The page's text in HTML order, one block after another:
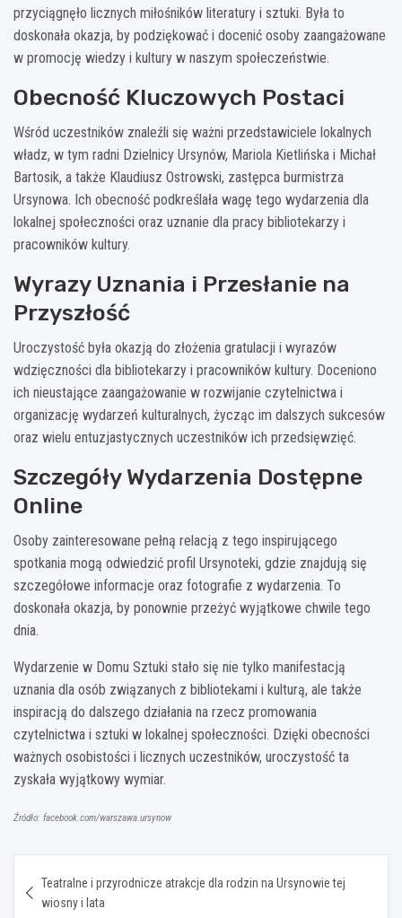
przyciągnęło licznych miłośników literatury i sztuki. Była to
doskonała okazja, by podziękować i docenić osoby zaangażowane
w promocję wiedzy i kultury w naszym społeczeństwie.
Obecność Kluczowych Postaci
Wśród uczestników znaleźli się ważni przedstawiciele lokalnych
władz, w tym radni Dzielnicy Ursynów, Mariola Kietlińska i Michał
Bartosik, a także Klaudiusz Ostrowski, zastępca burmistrza
Ursynowa. Ich obecność podkreślała wagę tego wydarzenia dla
lokalnej społeczności oraz uznanie dla pracy bibliotekarzy i
pracowników kultury.
Wyrazy Uznania i Przesłanie na
Przyszłość
Uroczystość była okazją do złożenia gratulacji i wyrazów
wdzięczności dla bibliotekarzy i pracowników kultury. Doceniono
ich nieustające zaangażowanie w rozwijanie czytelnictwa i
organizację wydarzeń kulturalnych, życząc im dalszych sukcesów
oraz wielu entuzjastycznych uczestników ich przedsięwzięć.
Szczegóły Wydarzenia Dostępne
Online
Osoby zainteresowane pełną relacją z tego inspirującego
spotkania mogą odwiedzić profil Ursynoteki, gdzie znajdują się
szczegółowe informacje oraz fotografie z wydarzenia. To
doskonała okazja, by ponownie przeżyć wyjątkowe chwile tego
dnia.
Wydarzenie w Domu Sztuki stało się nie tylko manifestacją
uznania dla osób związanych z bibliotekami i kulturą, ale także
inspiracją do dalszego działania na rzecz promowania
czytelnictwa i sztuki w lokalnej społeczności. Dzięki obecności
ważnych osobistości i licznych uczestników, uroczystość ta
zyskała wyjątkowy wymiar.
Źródło: facebook.com/warszawa.ursynow
wpisu
Teatralne i przyrodnicze atrakcje dla rodzin na Ursynowie tej
wiosny i lata